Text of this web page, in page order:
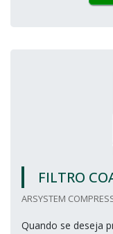
FILTRO
ARSYSTEM
Quando se deseja